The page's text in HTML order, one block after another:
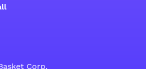
GruppeAccount
Instagram-Account
Corp.